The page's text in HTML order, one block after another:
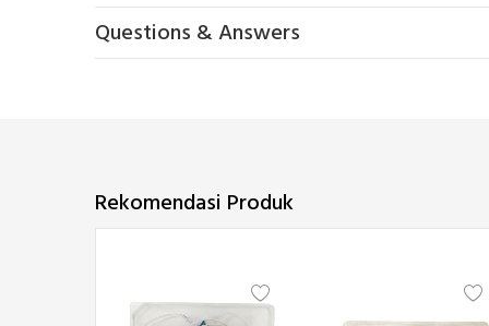
Questions & Answers
Rekomendasi Produk